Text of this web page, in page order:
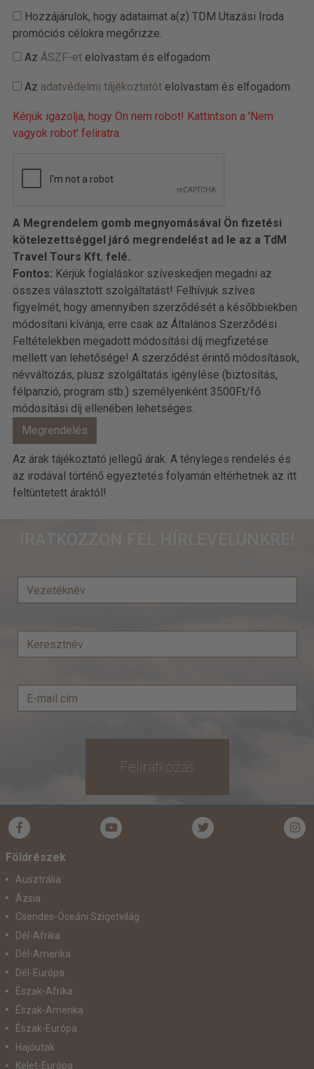
Hozzájárulok, hogy adataimat a(z) TDM Utazási Iroda
promóciós célokra megőrizze.
Az ÁSZF-etelolvastam és elfogadom
Az adatvédelmi tájékoztatótelolvastam és elfogadom
Kérjük igazolja, hogy Ön nem robot! Kattintson a 'Nem
vagyok robot' feliratra.
A Megrendelem gomb megnyomásával Ön fizetési
kötelezettséggel járó megrendelést ad le az a TdM
Travel Tours Kft. felé.
Fontos: Kérjük foglaláskor szíveskedjen megadni az
összes választott szolgáltatást! Felhívjuk szíves
figyelmét, hogy amennyiben szerződését a későbbiekben
módosítani kívánja, erre csak az Általános Szerződési
Feltételekben megadott módosítási díj megfizetése
mellett van lehetősége! A szerződést érintő módosítások,
névváltozás, plusz szolgáltatás igénylése (biztosítás,
félpanzió, program stb.) személyenként 3500Ft/fő
módosítási díj ellenében lehetséges.
Az árak tájékoztató jellegű árak. A tényleges rendelés és
az irodával történő egyeztetés folyamán eltérhetnek az itt
feltüntetett áraktól!
Feliratkozás
Földrészek
Ausztrália
Ázsia
Csendes-Óceáni Szigetvilág
Dél-Afrika
Dél-Amerika
Dél-Európa
Észak-Afrika
Észak-Amerika
Észak-Európa
Hajóutak
Kelet-Európa